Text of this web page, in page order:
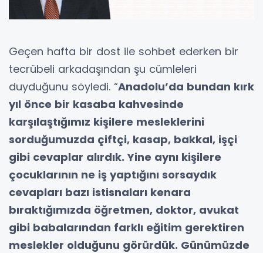
Geçen hafta bir dost ile sohbet ederken bir
tecrübeli arkadaşından şu cümleleri
duyduğunu söyledi. “Anadolu’da bundan kırk
yıl önce bir kasaba kahvesinde
karşılaştığımız kişilere mesleklerini
sorduğumuzda çiftçi, kasap, bakkal, işçi
gibi cevaplar alırdık. Yine aynı kişilere
çocuklarının ne iş yaptığını sorsaydık
cevapları bazı istisnaları kenara
bıraktığımızda öğretmen, doktor, avukat
gibi babalarından farklı eğitim gerektiren
meslekler olduğunu görürdük. Günümüzde